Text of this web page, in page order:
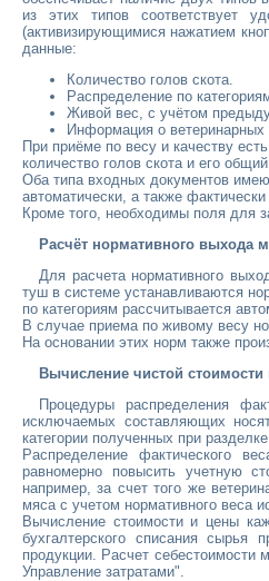
из этих типов соответствует
(активизирующимися нажатием
данные:
Количество голов скота.
Распределение по
Живой вес, с учётом
Информация о ветеринарных
При приёме по весу и качеству
количество голов скота и его
Оба типа входных документов
автоматически, а также
Кроме того, необходимы поля для
Расчёт нормативного выхода
Для расчета нормативного
туш в системе устанавливаются
по категориям рассчитывается
В случае приема по живому весу
На основании этих норм также
Вычисление чистой
Процедуры распределения
исключаемых составляющих
категории полученных при
Распределение фактического
равномерно повысить учетную
например, за счет того же
мяса с учетом нормативного веса
Вычисление стоимости и цены
бухгалтерского списания сырья
продукции. Расчет
Управление затратами".